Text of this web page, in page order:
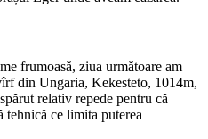
frumoasă, ziua următoare am
din Ungaria, Kekesteto, 1014m,
relativ repede pentru că
tehnică ce limita puterea